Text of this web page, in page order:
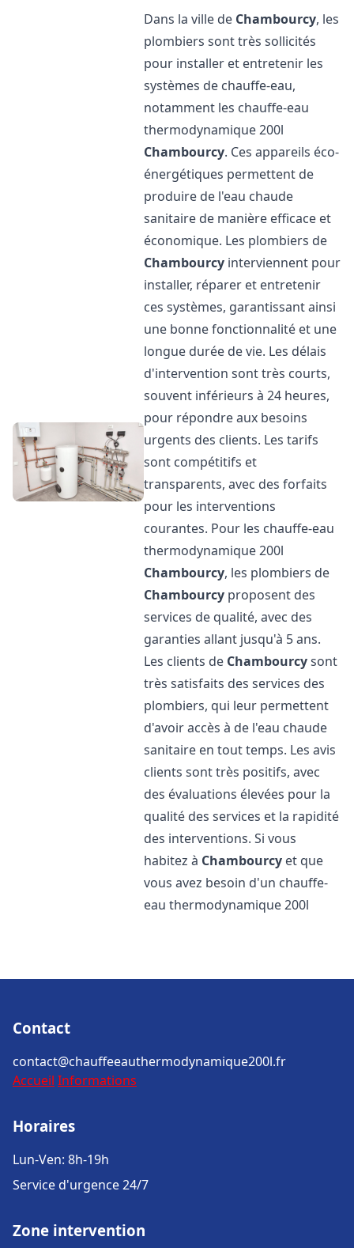
Dans la ville de Chambourcy, les
plombiers sont très sollicités
pour installer et entretenir les
systèmes de chauffe-eau,
notamment les chauffe-eau
thermodynamique 200l
Chambourcy. Ces appareils éco-
énergétiques permettent de
produire de l'eau chaude
sanitaire de manière efficace et
économique. Les plombiers de
Chambourcy interviennent pour
installer, réparer et entretenir
ces systèmes, garantissant ainsi
une bonne fonctionnalité et une
longue durée de vie. Les délais
d'intervention sont très courts,
souvent inférieurs à 24 heures,
pour répondre aux besoins
urgents des clients. Les tarifs
sont compétitifs et
transparents, avec des forfaits
pour les interventions
courantes. Pour les chauffe-eau
thermodynamique 200l
Chambourcy, les plombiers de
Chambourcy proposent des
services de qualité, avec des
garanties allant jusqu'à 5 ans.
Les clients de Chambourcysont
très satisfaits des services des
plombiers, qui leur permettent
d'avoir accès à de l'eau chaude
sanitaire en tout temps. Les avis
clients sont très positifs, avec
des évaluations élevées pour la
qualité des services et la rapidité
des interventions. Si vous
habitez à Chambourcy et que
vous avez besoin d'un chauffe-
eau thermodynamique 200l
Contact
contact@chauffeeauthermodynamique200l.fr
Accueil Informations
Horaires
Lun-Ven: 8h-19h
Service d'urgence 24/7
Zone intervention